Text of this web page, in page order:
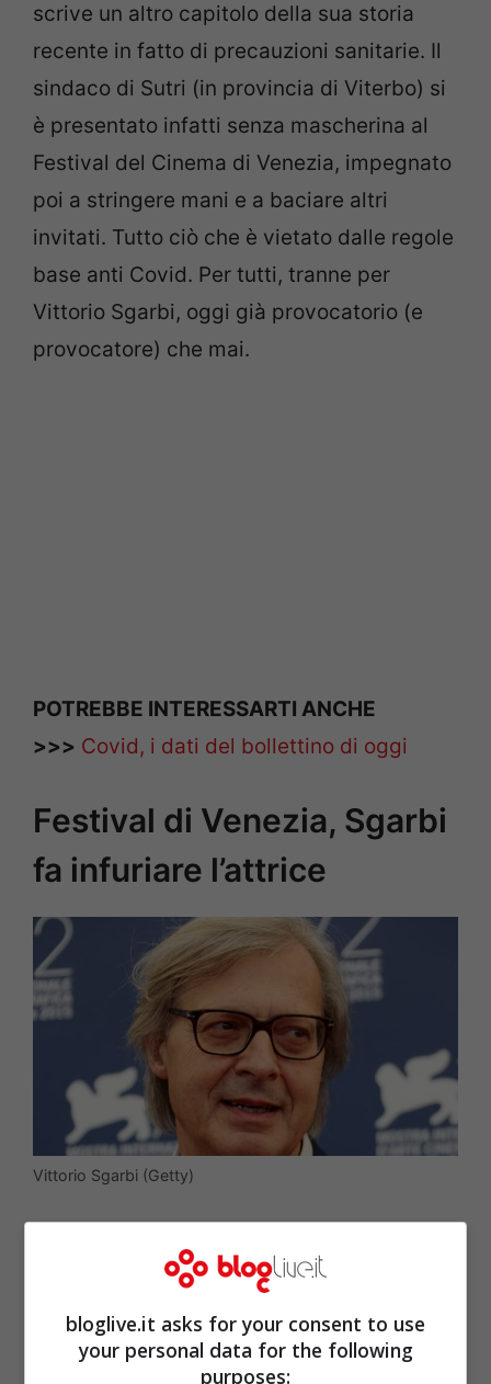
scrive un altro capitolo della sua storia
recente in fatto di precauzioni sanitarie. Il
sindaco di Sutri (in provincia di Viterbo) si
è presentato infatti senza mascherina al
Festival del Cinema di Venezia, impegnato
poi a stringere mani e a baciare altri
invitati. Tutto ciò che è vietato dalle regole
base anti Covid. Per tutti, tranne per
Vittorio Sgarbi, oggi già provocatorio (e
provocatore) che mai.
POTREBBE INTERESSARTI ANCHE
>>> Covid, i dati del bollettino di oggi
Festival di Venezia, Sgarbi
fa infuriare l’attrice
Vittorio Sgarbi (Getty)
bloglive.it asks for your consent to use
your personal data for the following
purposes: